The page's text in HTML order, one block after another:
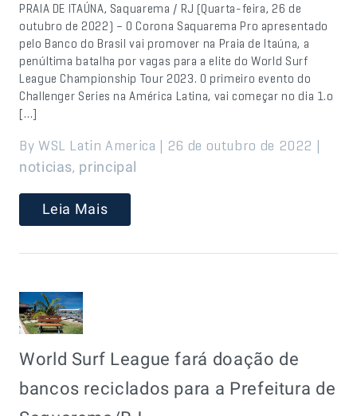
PRAIA DE ITAÚNA, Saquarema / RJ (Quarta-feira, 26 de
outubro de 2022) – O Corona Saquarema Pro apresentado
pelo Banco do Brasil vai promover na Praia de Itaúna, a
penúltima batalha por vagas para a elite do World Surf
League Championship Tour 2023. O primeiro evento do
Challenger Series na América Latina, vai começar no dia 1.o
[…]
By WSL Latin America | 26 de outubro de 2022 |
noticias, principal
Leia Mais
World Surf League fará doação de
bancos reciclados para a Prefeitura de